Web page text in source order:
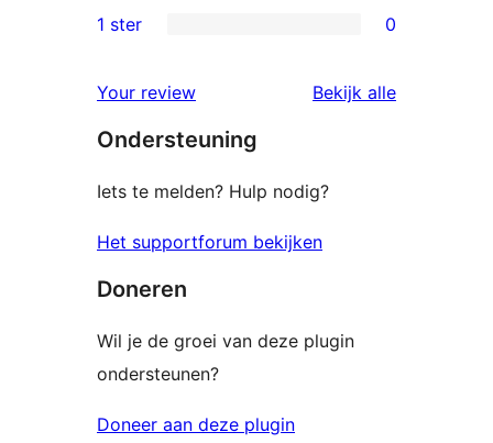
beoordelingen
2
beoordelingen
sterren
beoordelingen
1 ster 0
Your review Bekijk alle
Ondersteuning
Iets te melden? Hulp nodig?
Het supportforum bekijken
Doneren
Wil je de groei van deze plugin
ondersteunen?
Doneer aan deze plugin